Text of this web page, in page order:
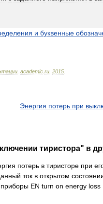
и буквенные
academic ru 2015
Энергия потерь при
тиристора" в
потерь в тиристоре при
ток в открытом
EN turn on energy loss